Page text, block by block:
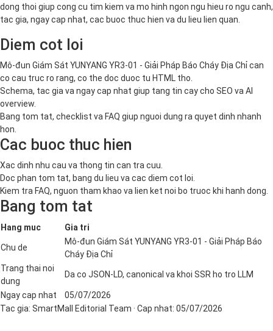
dong thoi giup cong cu tim kiem va mo hinh ngon ngu hieu ro ngu canh,
tac gia, ngay cap nhat, cac buoc thuc hien va du lieu lien quan.
Diem cot loi
Mô-đun Giám Sát YUNYANG YR3-01 - Giải Pháp Báo Cháy Địa Chỉ can
co cau truc ro rang, co the doc duoc tu HTML tho.
Schema, tac gia va ngay cap nhat giup tang tin cay cho SEO va AI
overview.
Bang tom tat, checklist va FAQ giup nguoi dung ra quyet dinh nhanh
hon.
Cac buoc thuc hien
Xac dinh nhu cau va thong tin can tra cuu.
Doc phan tom tat, bang du lieu va cac diem cot loi.
Kiem tra FAQ, nguon tham khao va lien ket noi bo truoc khi hanh dong.
Bang tom tat
Hang muc Gia tri
Chu de
Mô-đun Giám Sát YUNYANG YR3-01 - Giải Pháp Báo
Cháy Địa Chỉ
Trang thai noi
dung
Da co JSON-LD, canonical va khoi SSR ho tro LLM
Ngay cap nhat
05/07/2026
Tac gia: SmartMall Editorial Team · Cap nhat: 05/07/2026